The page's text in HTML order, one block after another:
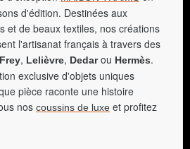
d'édition. Destinées aux
et de beaux textiles, nos créations
l'artisanat français à travers des
, Lelièvre, Dedarou Hermès.
exclusive d'objets uniques
pièce raconte une histoire
nos coussins de luxe et profitez